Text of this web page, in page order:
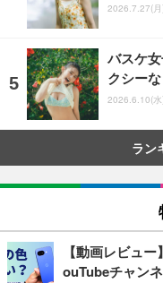
2026.7.27(
バスケ
クシー
2026.6.10(
ラン
【動画レビュ
ouTubeチャン